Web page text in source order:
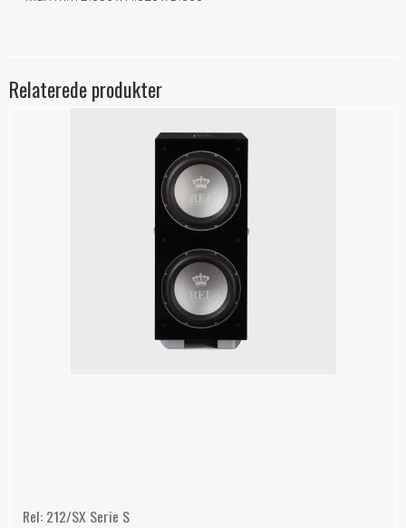
Relaterede produkter
Rel: 212/SX Serie S